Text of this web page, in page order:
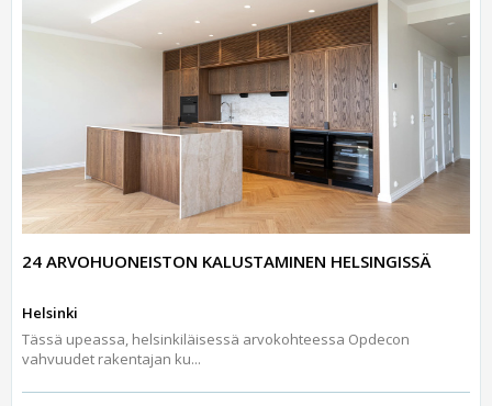
24 ARVOHUONEISTON KALUSTAMINEN HELSINGISSÄ
Helsinki
Tässä upeassa, helsinkiläisessä arvokohteessa Opdecon
vahvuudet rakentajan ku...